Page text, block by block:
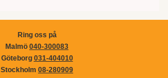
Ring oss på
Malmö 040-300083
Göteborg 031-404010
Stockholm 08-280909